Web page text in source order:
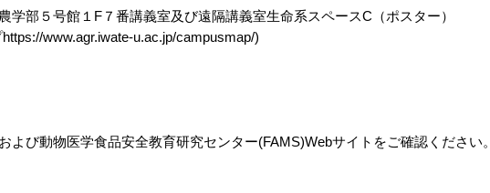
部５号館１F７番講義室及び遠隔講義室生命系スペースC（ポスター）
www.agr.iwate-u.ac.jp/campusmap/)
よび動物医学食品安全教育研究センター(FAMS)Webサイトをご確認ください。